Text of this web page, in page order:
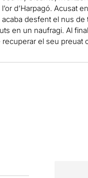
d’Harpagó. Acusat
desfent el nus
en un naufragi. Al
el seu preuat